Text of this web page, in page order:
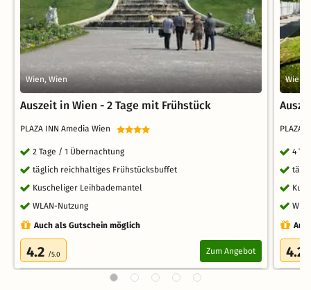
Wien, Wien
Auszeit in Wien - 2 Tage mit Frühstück
PLAZA INN Amedia Wien
2 Tage / 1 Übernachtung
täglich reichhaltiges Frühstücksbuffet
Kuscheliger Leihbademantel
WLAN-Nutzung
Auch als Gutschein möglich
4.2 /5.0 Zum Angebot
Wien,
PLAZA
4
4.2